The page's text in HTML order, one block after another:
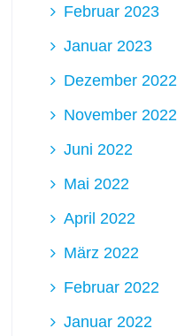
Februar 2023
Januar 2023
Dezember 2022
November 2022
Juni 2022
Mai 2022
April 2022
März 2022
Februar 2022
Januar 2022